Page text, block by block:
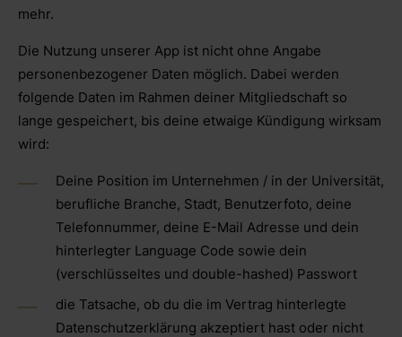
mehr.
Die Nutzung unserer App ist nicht ohne Angabe
personenbezogener Daten möglich. Dabei werden
folgende Daten im Rahmen deiner Mitgliedschaft so
lange gespeichert, bis deine etwaige Kündigung wirksam
wird:
Deine Position im Unternehmen / in der Universität,
berufliche Branche, Stadt, Benutzerfoto, deine
Telefonnummer, deine E-Mail Adresse und dein
hinterlegter Language Code sowie dein
(verschlüsseltes und double-hashed) Passwort
die Tatsache, ob du die im Vertrag hinterlegte
Datenschutzerklärung akzeptiert hast oder nicht